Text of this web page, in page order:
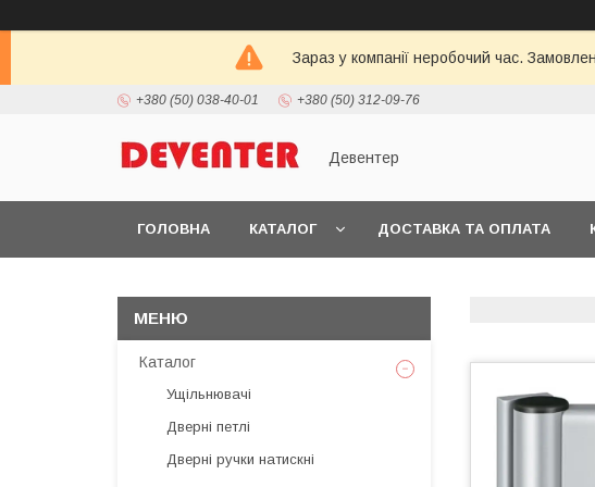
Зараз у компанії неробочий час.
+380 (50) 038-40-01 +380 (50) 312-09-76
Девентер
ГОЛОВНА КАТАЛОГ ДОСТАВКА ТА ОПЛАТА
Каталог
Ущільнювачі
Дверні петлі
Дверні ручки натискні